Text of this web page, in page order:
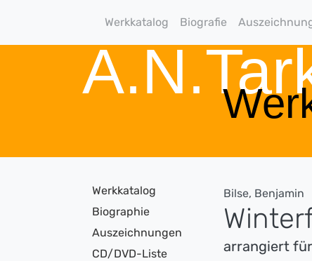
Werkkatalog Biografie
Werkkatalog
Biographie
Auszeichnungen
CD/DVD-Liste
Bilse, Benjamin
arrangiert